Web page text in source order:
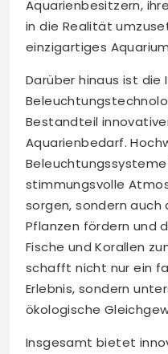
Aquarienbesitzern,
in die Realität
einzigartiges
Darüber hinaus ist
Bestandteil
Aquarienbedarf.
stimmungsvolle
sorgen, sondern auch
Pflanzen fördern und
Fische und Korallen
schafft nicht nur ein
Erlebnis, sondern
ökologische
Insgesamt bietet